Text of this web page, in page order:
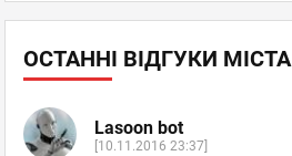
ОСТАННІ ВІДГУКИ МІСТА
Lasoon bot
[10.11.2016 23:37]